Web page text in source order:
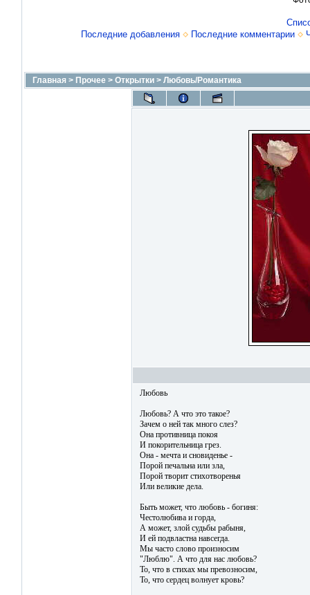
Последние добавления
Последние комментарии
Главная > Прочее> Открытки> Любовь/Романтика
Любовь
Любовь? А что это такое?
Зачем о ней так много слез?
Она противница покоя
И покорительница грез.
Она - мечта и сновиденье -
Порой печальна или зла,
Порой творит стихотворенья
Или великие дела.
Быть может, что любовь - богиня:
Честолюбива и горда,
А может, злой судьбы рабыня,
И ей подвластна навсегда.
Мы часто слово произносим
"Люблю". А что для нас любовь?
То, что в стихах мы превозносим,
То, что сердец волнует кровь?